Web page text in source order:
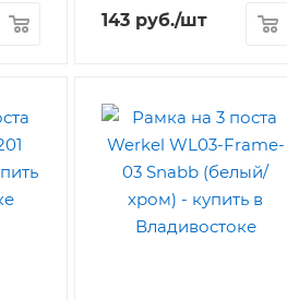
143 руб./шт